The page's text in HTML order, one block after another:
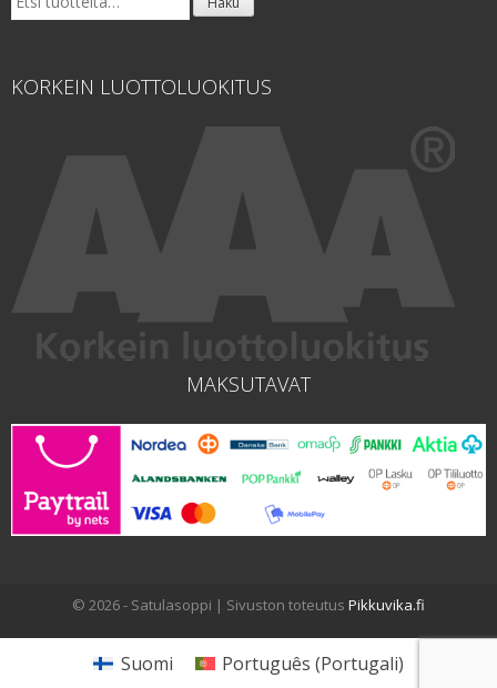
KORKEIN LUOTTOLUOKITUS
MAKSUTAVAT
© 2026 - Satulasoppi | Sivuston toteutus Pikkuvika.fi
Suomi Português (Portugali)